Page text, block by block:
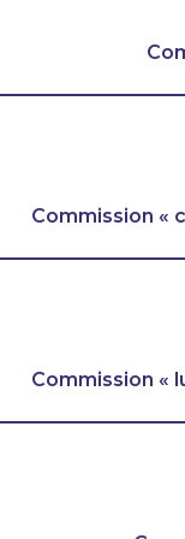
Commission «
Commission «